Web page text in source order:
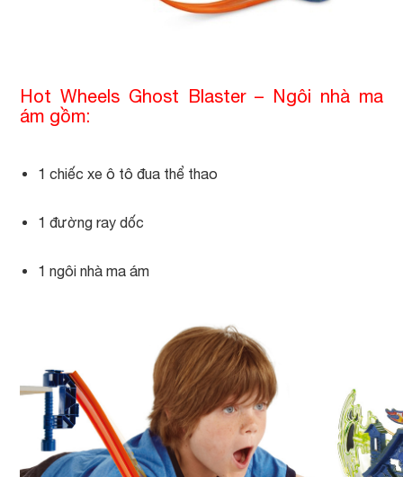
Hot Wheels Ghost Blaster – Ngôi nhà ma
ám gồm:
1 chiếc xe ô tô đua thể thao
1 đường ray dốc
1 ngôi nhà ma ám